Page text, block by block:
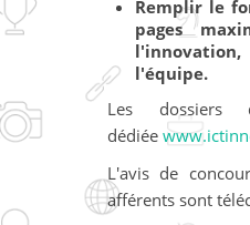
Remplir le
pages
l'équipe.
Les dossiers
dédiée
L'avis de
afférents sont